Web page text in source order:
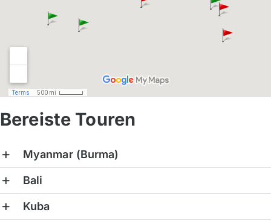
Bereiste Touren
Myanmar (Burma)
Bali
Kuba
Madagaskar
Marokko
Mauritius
Namibia